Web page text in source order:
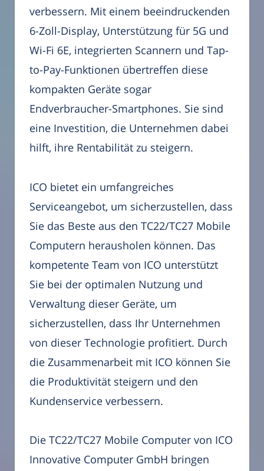
verbessern. Mit einem beeindruckenden
6-Zoll-Display, Unterstützung für 5G und
Wi-Fi 6E, integrierten Scannern und Tap-
to-Pay-Funktionen übertreffen diese
kompakten Geräte sogar
Endverbraucher-Smartphones. Sie sind
eine Investition, die Unternehmen dabei
hilft, ihre Rentabilität zu steigern.
ICO bietet ein umfangreiches
Serviceangebot, um sicherzustellen, dass
Sie das Beste aus den TC22/TC27 Mobile
Computern herausholen können. Das
kompetente Team von ICO unterstützt
Sie bei der optimalen Nutzung und
Verwaltung dieser Geräte, um
sicherzustellen, dass Ihr Unternehmen
von dieser Technologie profitiert. Durch
die Zusammenarbeit mit ICO können Sie
die Produktivität steigern und den
Kundenservice verbessern.
Die TC22/TC27 Mobile Computer von ICO
Innovative Computer GmbH bringen